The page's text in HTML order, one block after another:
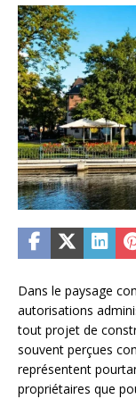
Dans le paysage
autorisations
tout projet de
souvent perçues
représentent
propriétaires que